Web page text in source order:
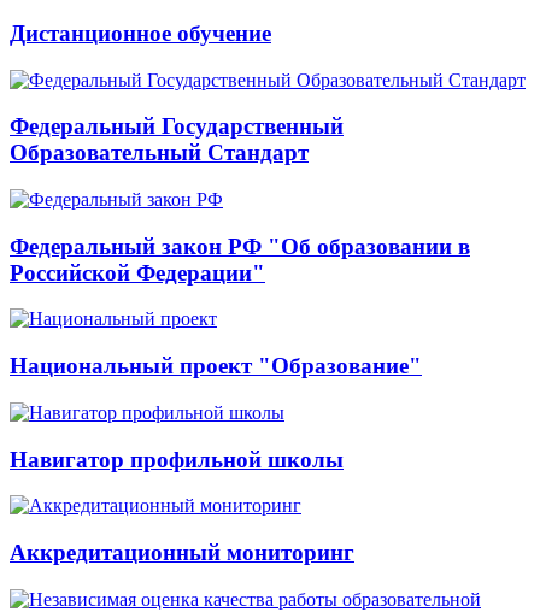
Дистанционное обучение
Федеральный Государственный
Образовательный Стандарт
Федеральный закон РФ "Об образовании в
Российской Федерации"
Национальный проект "Образование"
Навигатор профильной школы
Аккредитационный мониторинг